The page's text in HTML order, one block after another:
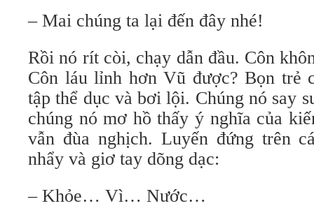
– Mai chúng ta lại đến đây nhé!
Rồi nó rít còi, chạy dẫn đầu. Côn
Côn láu lỉnh hơn Vũ được? Bọn trẻ
tập thể dục và bơi lội. Chúng nó say
chúng nó mơ hồ thấy ý nghĩa của
vẫn đùa nghịch. Luyến đứng trên
nhẩy và giơ tay dõng dạc:
– Khỏe… Vì… Nước…